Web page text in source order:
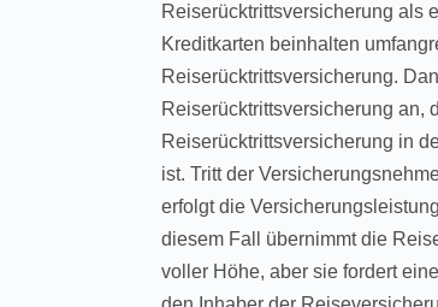
Reiserücktrittsversicherung als
Kreditkarten beinhalten
Reiserücktrittsversicherung.
Reiserücktrittsversicherung an,
Reiserücktrittsversicherung in
ist. Tritt der
erfolgt die
diesem Fall übernimmt die
voller Höhe, aber sie fordert